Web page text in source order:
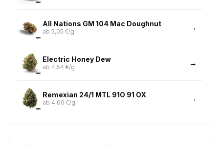
All Nations GM 104 Mac Doughnut
ab 5,05 €/g
Electric Honey Dew
ab 4,54 €/g
Remexian 24/1 MTL 91O 91 OX
ab 4,60 €/g